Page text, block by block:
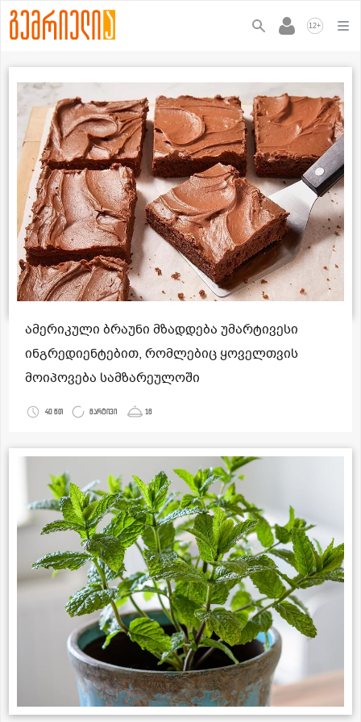
12+
ამერიკული ბრაუნი მზადდება უმარტივესი
ინგრედიენტებით, რომლებიც ყოველთვის
მოიპოვება სამზარეულოში
40 წთ მარტივი 16